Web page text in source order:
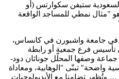
ستيفن سكوارتس (أو
"مثال نمطي للمساجد الواقعة
في جامعة واشبورن في كانساس،
تأسيس فرع جمعية أو رابطة
وصفها المحلّل جوناثان دود-
واضحة" تبنّى "الوهابية، ومعاداة
… وتُظهر تضامنا مع الأيديولوجيات